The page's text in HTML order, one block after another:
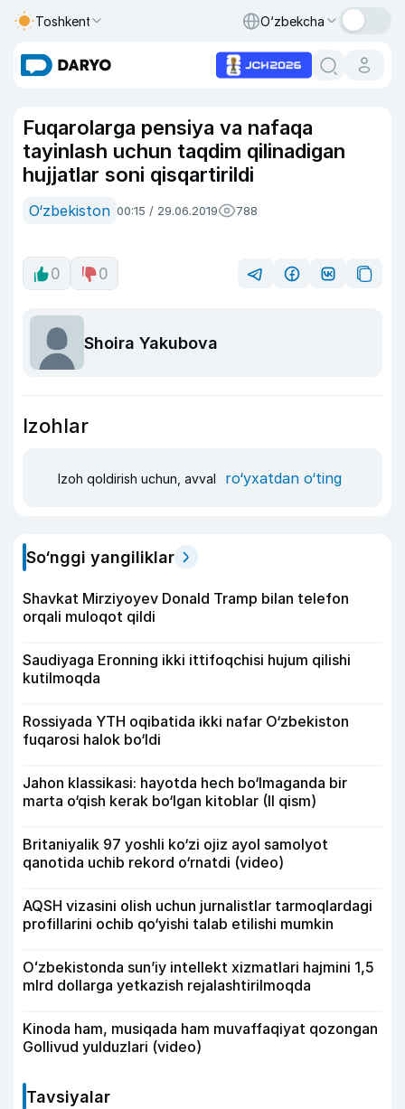
Toshkent O‘zbekcha
Fuqarolarga pensiya va nafaqa
tayinlash uchun taqdim qilinadigan
hujjatlar soni qisqartirildi
O‘zbekiston 00:15 / 29.06.2019 788
0 0
Shoira Yakubova
Izohlar
Izoh qoldirish uchun, avval ro‘yxatdan o‘ting
So‘nggi yangiliklar
Shavkat Mirziyoyev Donald Tramp bilan telefon
orqali muloqot qildi
Saudiyaga Eronning ikki ittifoqchisi hujum qilishi
kutilmoqda
Rossiyada YTH oqibatida ikki nafar O‘zbekiston
fuqarosi halok bo‘ldi
Jahon klassikasi: hayotda hech bo‘lmaganda bir
marta o‘qish kerak bo‘lgan kitoblar (II qism)
Britaniyalik 97 yoshli ko‘zi ojiz ayol samolyot
qanotida uchib rekord o‘rnatdi (video)
AQSH vizasini olish uchun jurnalistlar tarmoqlardagi
profillarini ochib qo‘yishi talab etilishi mumkin
Oʻzbekistonda sunʼiy intellekt xizmatlari hajmini 1,5
mlrd dollarga yetkazish rejalashtirilmoqda
Kinoda ham, musiqada ham muvaffaqiyat qozongan
Gollivud yulduzlari (video)
Tavsiyalar